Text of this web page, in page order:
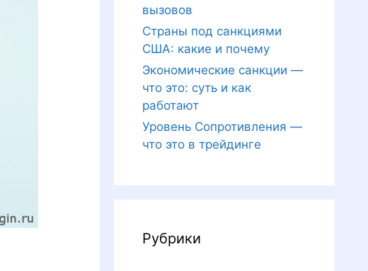
вызовов
Страны под санкциями
США: какие и почему
Экономические санкции —
что это: суть и как
работают
Уровень Сопротивления —
что это в трейдинге
Рубрики